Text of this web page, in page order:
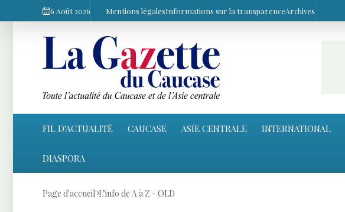
6 Août 2026 Mentions légalesInformations sur la transparenceArchives
FIL D'ACTUALITÉ CAUCASE ASIE CENTRALE INTERNATIONAL
DIASPORA
Page d'accueil L’info de A à Z - OLD